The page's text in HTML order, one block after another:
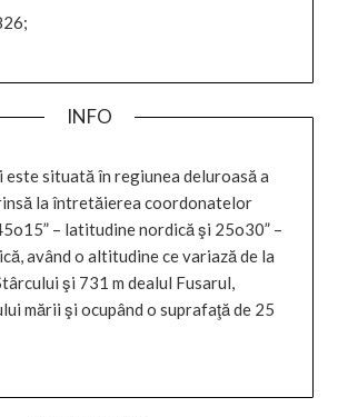
INFO
este situată în regiunea deluroasă a
la întretăierea coordonatelor
– latitudine nordică şi 25o30” –
având o altitudine ce variază de la
şi 731 m dealul Fusarul,
mării şi ocupând o suprafaţă de 25